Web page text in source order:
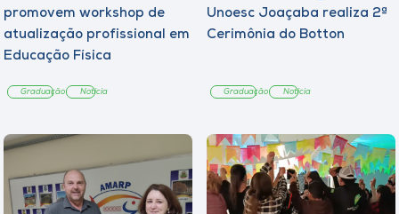
promovem workshop de
atualização profissional em
Educação Física
Graduação Notícia
Unoesc Joaçaba realiza 2ª
Cerimônia do Botton
Graduação Notícia